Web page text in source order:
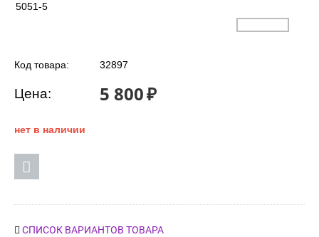
5051-5
Код товара: 32897
Цена: 5 800₽
нет в наличии
СПИСОК ВАРИАНТОВ ТОВАРА